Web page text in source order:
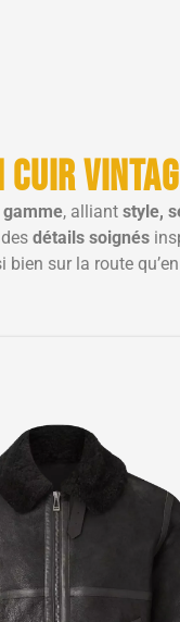
gamme, alliant style,
détails soignés
sur la route